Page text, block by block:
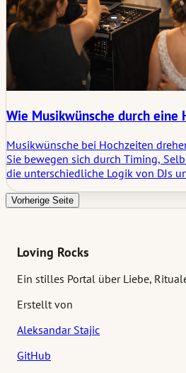
Wie Musikwünsche durch eine
Musikwünsche bei Hochzeiten
Sie bewegen sich durch Timing,
die unterschiedliche Logik von DJs
das soziale Gefüge der Nacht
Vorherige Seite
Loving Rocks
Ein stilles Portal über Liebe,
Erstellt von
Aleksandar Stajic
GitHub